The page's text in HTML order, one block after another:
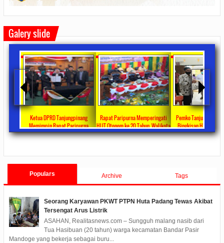
Galery slide
DPRD Tanjungpinang
Rapat Paripurna
Ranperda Perubahan
Rapat Paripurna Memperingati
HUT Otonom ke 20 Tahun, Walikota
Rahma Paparkan Capaian
Pemko Tanjung Pinang Bagikan
Bingkisan Hari Raya Idul Fitri
Untuk Masyarakat Penerima DTKS
Populars Archive Tags
Seorang Karyawan PKWT PTPN Huta Padang Tewas Akibat
Tersengat Arus Listrik
ASAHAN, Realitasnews.com – Sungguh malang nasib dari
Tua Hasibuan (20 tahun) warga kecamatan Bandar Pasir
Mandoge yang bekerja sebagai buru...